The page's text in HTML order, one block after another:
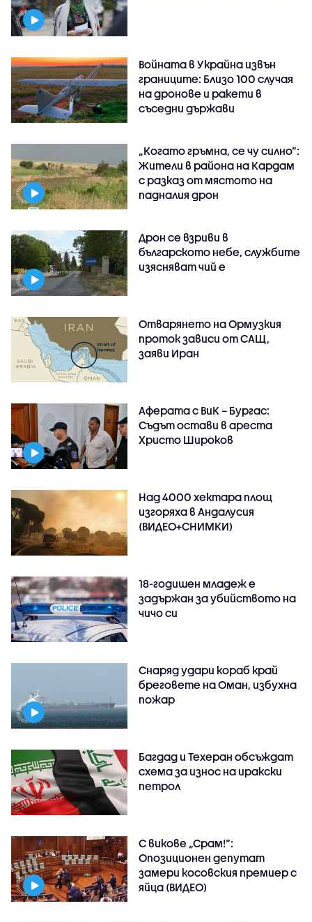
Войната в Украйна извън
границите: Близо 100 случая
на дронове и ракети в
съседни държави
„Когато гръмна, се чу силно“:
Жители в района на Кардам
с разказ от мястото на
падналия дрон
Дрон се взриви в
българското небе, службите
изясняват чий е
Отварянето на Ормузкия
проток зависи от САЩ,
заяви Иран
Аферата с ВиК – Бургас:
Съдът остави в ареста
Христо Широков
Над 4000 хектара площ
изгоряха в Андалусия
(ВИДЕО+СНИМКИ)
18-годишен младеж е
задържан за убийството на
чичо си
Снаряд удари кораб край
бреговете на Оман, избухна
пожар
Багдад и Техеран обсъждат
схема за износ на иракски
петрол
С викове „Срам!“:
Опозиционен депутат
замери косовския премиер с
яйца (ВИДЕО)